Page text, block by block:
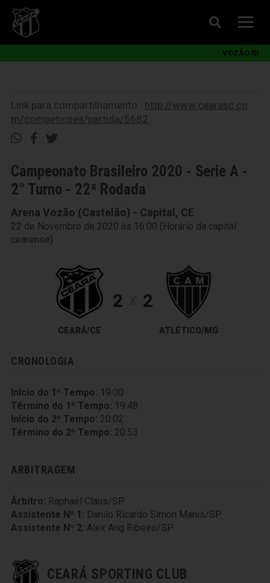
VOZÃO ID
Link para compartilhamento:: http://www.cearasc.co
m/competicoes/partida/5682
Campeonato Brasileiro 2020 - Serie A -
2° Turno - 22ª Rodada
Arena Vozão (Castelão) - Capital, CE
22 de Novembro de 2020 às 16:00 (Horário da capital
cearense)
CEARÁ/CE
2 2
ATLÉTICO/MG
CRONOLOGIA
Início do 1º Tempo: 19:00
Término do 1º Tempo: 19:48
Início do 2º Tempo: 20:02
Término do 2º Tempo: 20:53
ARBITRAGEM
Árbitro: Raphael Claus/SP
Assistente Nº 1: Danilo Ricardo Simon Manis/SP
Assistente Nº 2: Alex Ang Ribeiro/SP
CEARÁ SPORTING CLUB